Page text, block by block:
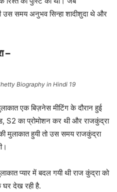
उस समय अनुभव सिन्हा शादीशुदा थे और
–
Shetty Biography in Hindi 19
एक बिज़नेस मीटिंग के दौरान हुई
S2 का प्रोमोशन कर थी और राजकुंद्रा
मुलाकात हुयी तो उस समय राजकुंद्रा
प्यार में बदल गयी थी राज कुंद्रा को
घर देख रही है.